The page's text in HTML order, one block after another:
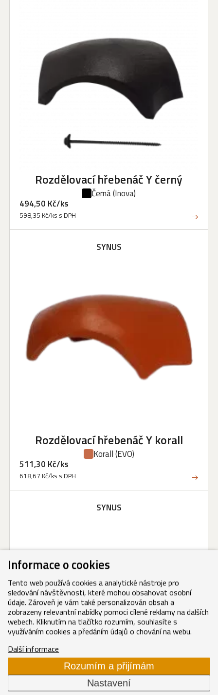
Rozdělovací hřebenáč Y černý
Černá(Inova)
494,50 Kč/ks
598,35 Kč/ks s DPH
SYNUS
Rozdělovací hřebenáč Y korall
Korall(EVO)
511,30 Kč/ks
618,67 Kč/ks s DPH
SYNUS
Informace o cookies
Tento web používá cookies a analytické nástroje pro
sledování návštěvnosti, které mohou obsahovat osobní
údaje. Zároveň je vám také personalizován obsah a
zobrazeny relevantní nabídky pomoci cílené reklamy na dalších
webech. Kliknutím na tlačítko rozumím, souhlasíte s
využíváním cookies a předáním údajů o chování na webu.
Další informace
Rozumím a přijímám
Nastavení